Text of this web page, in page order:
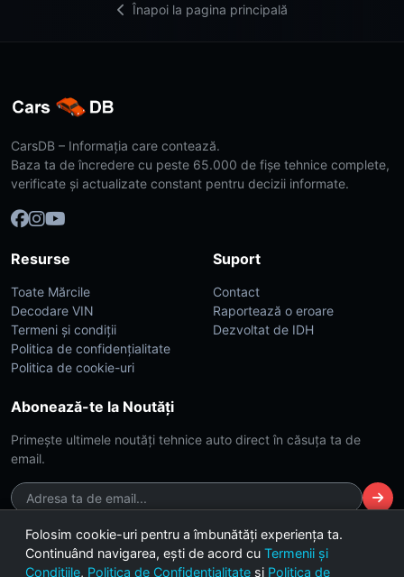
Înapoi la pagina principală
CarsDB – Informația care contează.
Baza ta de încredere cu peste 65.000 de fișe tehnice complete,
verificate și actualizate constant pentru decizii informate.
Resurse
Toate Mărcile
Decodare VIN
Termeni și condiții
Politica de confidențialitate
Politica de cookie-uri
Suport
Contact
Raportează o eroare
Dezvoltat de IDH
Abonează-te la Noutăți
Primește ultimele noutăți tehnice auto direct în căsuța ta de
email.
© 2026 CarsDB. Toate drepturile rezervate. Made with ❤️ for car
Folosim cookie-uri pentru a îmbunătăți experiența ta.
Continuând navigarea, ești de acord cu Termenii și
Condițiile, Politica de Confidențialitate și Politica de